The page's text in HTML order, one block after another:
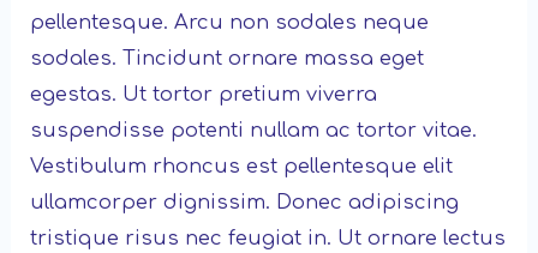
pellentesque. Arcu non sodales neque
sodales. Tincidunt ornare massa eget
egestas. Ut tortor pretium viverra
suspendisse potenti nullam ac tortor vitae.
Vestibulum rhoncus est pellentesque elit
ullamcorper dignissim. Donec adipiscing
tristique risus nec feugiat in. Ut ornare lectus